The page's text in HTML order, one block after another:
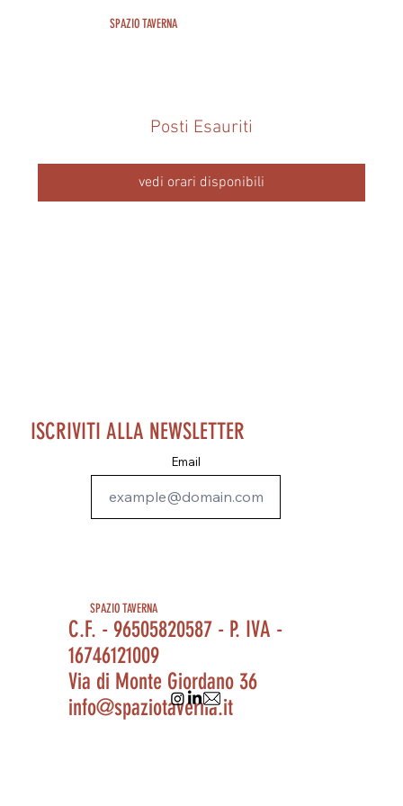
SPAZIO TAVERNA
Posti Esauriti
vedi orari disponibili
SPAZIO TAVERNA
C.F. - 96505820587 - P. IVA -
16746121009
Via di Monte Giordano 36
info@spaziotaverna.it
ISCRIVITI ALLA NEWSLETTER
Email